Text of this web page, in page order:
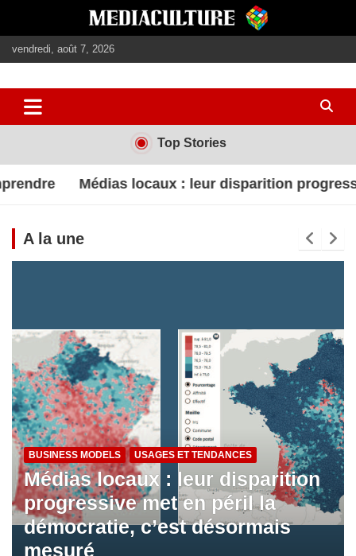
contenu
vendredi, août 7, 2026
mediaculture
Top Stories
: leur disparition progressive met en péril la
A la une
BUSINESS MODELS USAGES ET TENDANCES
Médias locaux : leur disparition
progressive met en péril la
démocratie, c’est désormais
mesuré